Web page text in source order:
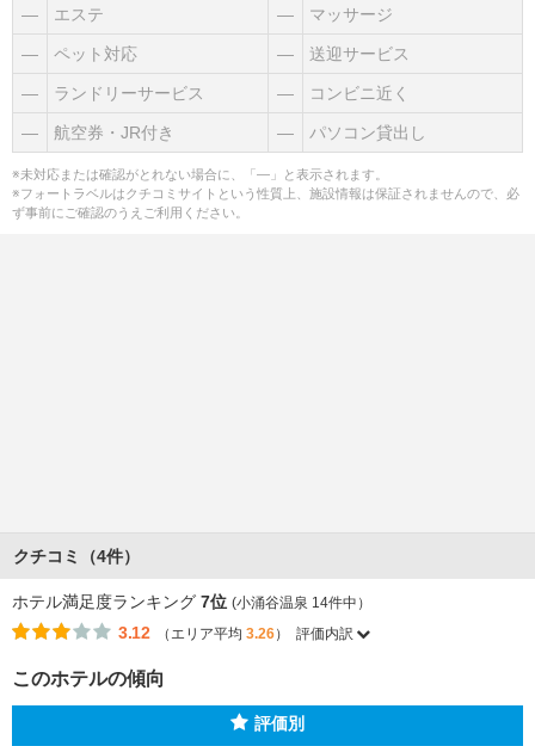
― エステ ― マッサージ
― ペット対応 ― 送迎サービス
― ランドリーサービス ― コンビニ近く
― 航空券・JR付き ― パソコン貸出し
※未対応または確認がとれない場合に、「―」と表示されます。
※フォートラベルはクチコミサイトという性質上、施設情報は保証されませんので、必
ず事前にご確認のうえご利用ください。
クチコミ（4件）
ホテル満足度ランキング 7位 (小涌谷温泉 14件中）
3.12 （エリア平均 3.26） 評価内訳
このホテルの傾向
評価別